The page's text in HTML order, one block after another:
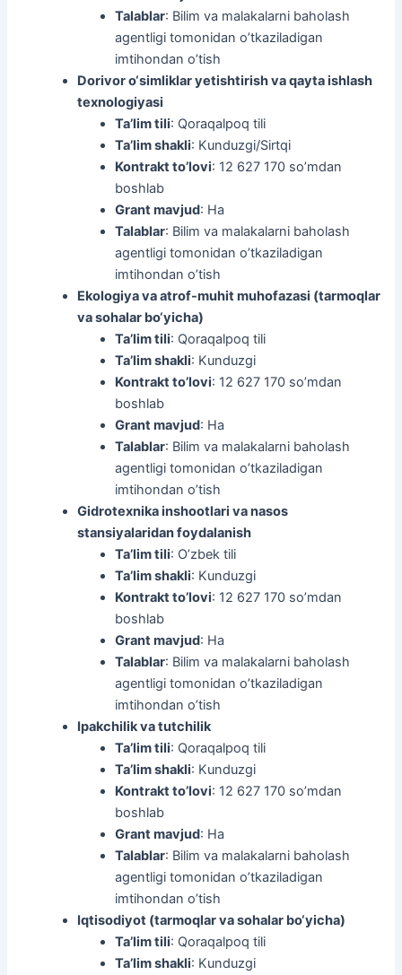
Talablar: Bilim va malakalarni baholash
agentligi tomonidan o’tkaziladigan
imtihondan o’tish
Dorivor o‘simliklar yetishtirish va qayta ishlash
texnologiyasi
Ta’lim tili: Qoraqalpoq tili
Ta’lim shakli: Kunduzgi/Sirtqi
Kontrakt to’lovi: 12 627 170 so’mdan
boshlab
Grant mavjud: Ha
Talablar: Bilim va malakalarni baholash
agentligi tomonidan o’tkaziladigan
imtihondan o’tish
Ekologiya va atrof-muhit muhofazasi (tarmoqlar
va sohalar bo‘yicha)
Ta’lim tili: Qoraqalpoq tili
Ta’lim shakli: Kunduzgi
Kontrakt to’lovi: 12 627 170 so’mdan
boshlab
Grant mavjud: Ha
Talablar: Bilim va malakalarni baholash
agentligi tomonidan o’tkaziladigan
imtihondan o’tish
Gidrotexnika inshootlari va nasos
stansiyalaridan foydalanish
Ta’lim tili: O’zbek tili
Ta’lim shakli: Kunduzgi
Kontrakt to’lovi: 12 627 170 so’mdan
boshlab
Grant mavjud: Ha
Talablar: Bilim va malakalarni baholash
agentligi tomonidan o’tkaziladigan
imtihondan o’tish
Ipakchilik va tutchilik
Ta’lim tili: Qoraqalpoq tili
Ta’lim shakli: Kunduzgi
Kontrakt to’lovi: 12 627 170 so’mdan
boshlab
Grant mavjud: Ha
Talablar: Bilim va malakalarni baholash
agentligi tomonidan o’tkaziladigan
imtihondan o’tish
Iqtisodiyot (tarmoqlar va sohalar bo‘yicha)
Ta’lim tili: Qoraqalpoq tili
Ta’lim shakli: Kunduzgi